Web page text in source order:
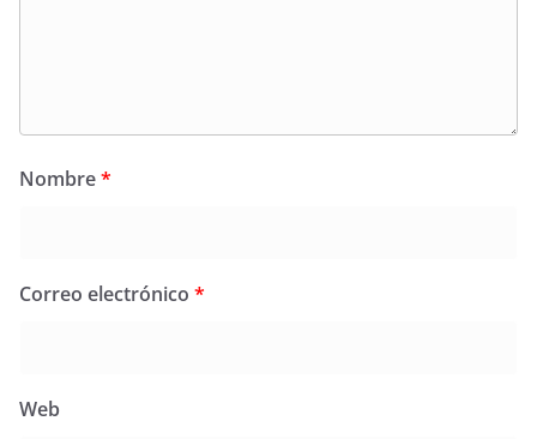
Nombre*
Correo electrónico *
Web